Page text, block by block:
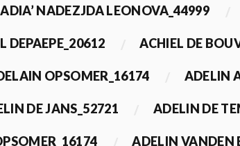
NADEZJDA LEONOVA_44999
DEPAEPE_20612 ACHIEL DE
OPSOMER_16174 ADELIN
DE JANS_52721 ADELIN DE
ADELIN VANDEN